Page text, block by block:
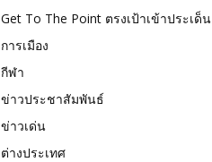
Get To The Point ตรงเป้าเข้าประเด็น
การเมือง
กีฬา
ข่าวประชาสัมพันธ์
ข่าวเด่น
ต่างประเทศ